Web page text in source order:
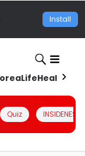
Install
LifeHealth
Quiz INSIDENESIA